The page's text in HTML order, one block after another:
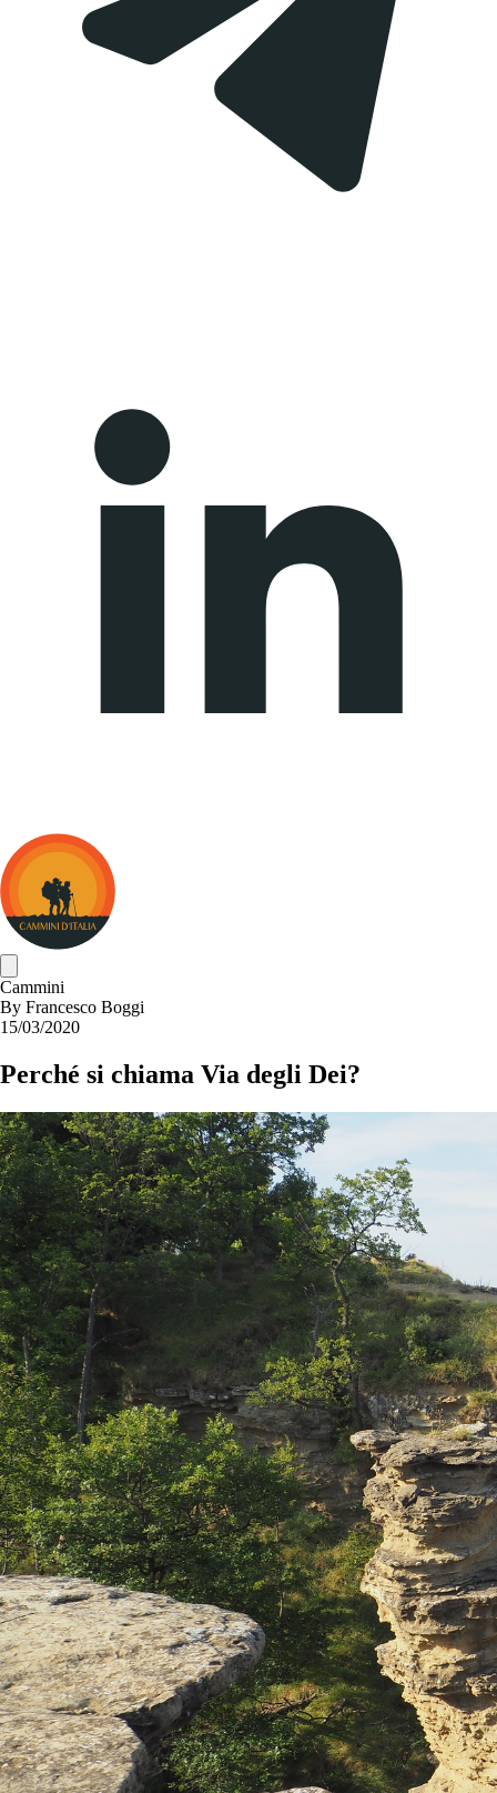
Cammini
d&#039;Italia
Cammini
By Francesco Boggi
15/03/2020
Perché si chiama Via degli Dei?